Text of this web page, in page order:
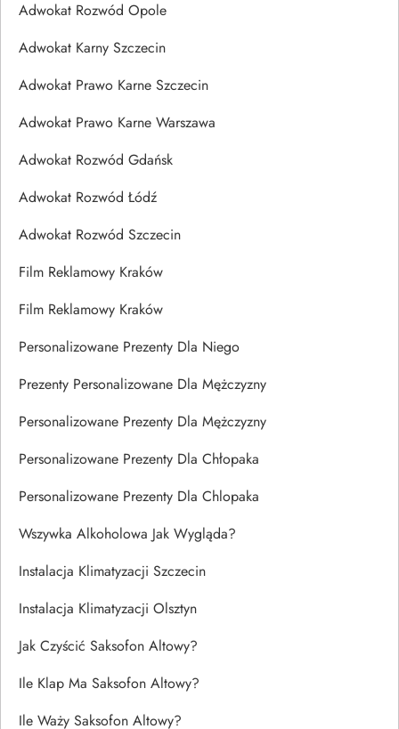
Adwokat Rozwód Opole
Adwokat Karny Szczecin
Adwokat Prawo Karne Szczecin
Adwokat Prawo Karne Warszawa
Adwokat Rozwód Gdańsk
Adwokat Rozwód Łódź
Adwokat Rozwód Szczecin
Film Reklamowy Kraków
Film Reklamowy Kraków
Personalizowane Prezenty Dla Niego
Prezenty Personalizowane Dla Mężczyzny
Personalizowane Prezenty Dla Mężczyzny
Personalizowane Prezenty Dla Chłopaka
Personalizowane Prezenty Dla Chlopaka
Wszywka Alkoholowa Jak Wygląda?
Instalacja Klimatyzacji Szczecin
Instalacja Klimatyzacji Olsztyn
Jak Czyścić Saksofon Altowy?
Ile Klap Ma Saksofon Altowy?
Ile Waży Saksofon Altowy?